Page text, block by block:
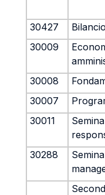
30427
30009
30008
30007
30011
30288